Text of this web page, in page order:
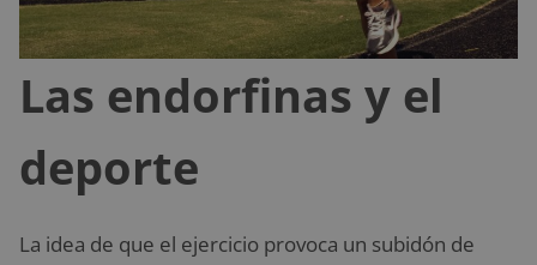
Las endorfinas y el
deporte
La idea de que el ejercicio provoca un subidón de